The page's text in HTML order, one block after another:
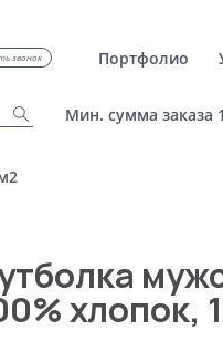
звонок Портфолио
Мин. сумма заказа
хлопок,